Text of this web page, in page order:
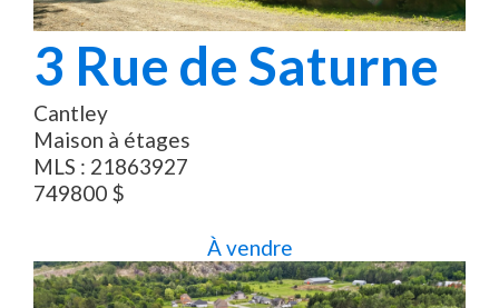
3 Rue de Saturne
Cantley
Maison à étages
MLS : 21863927
749800 $
À vendre